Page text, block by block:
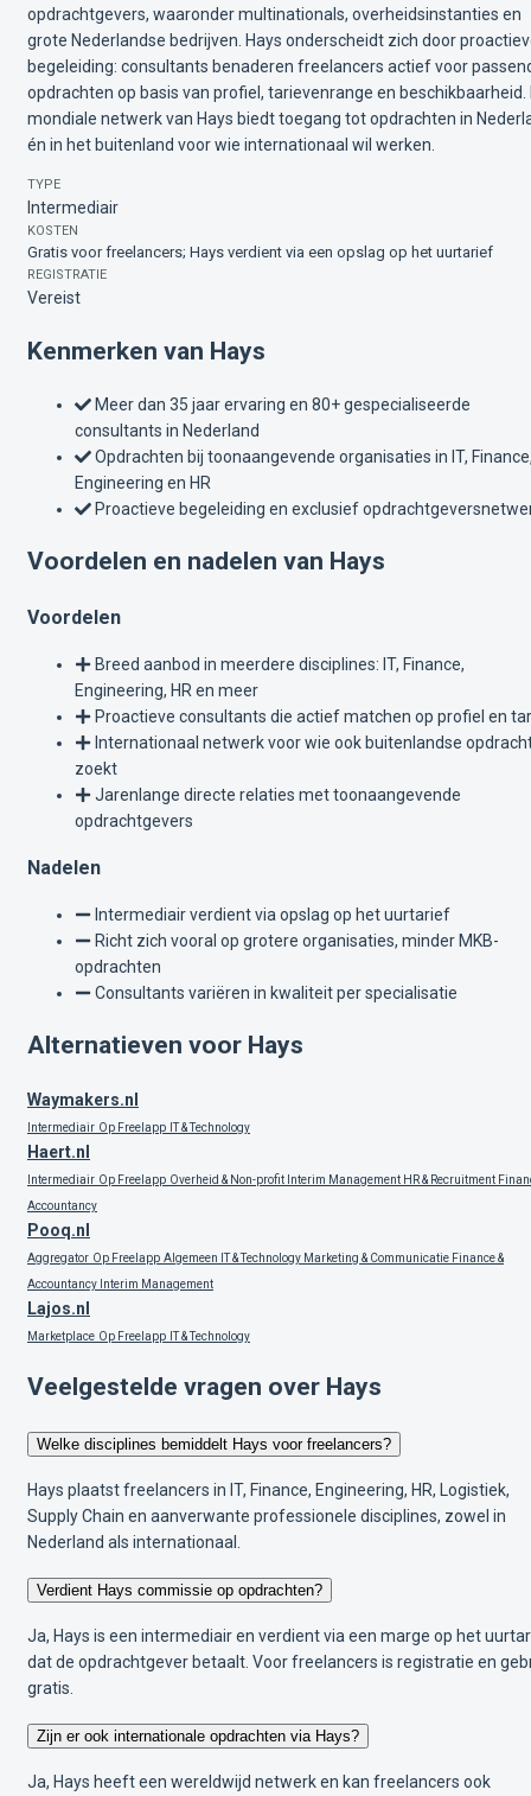
opdrachtgevers, waaronder multinationals, overheidsinstanties en
grote Nederlandse bedrijven. Hays onderscheidt zich door
begeleiding: consultants benaderen freelancers actief voor
opdrachten op basis van profiel, tarievenrange en beschikbaarheid.
mondiale netwerk van Hays biedt toegang tot opdrachten in
én in het buitenland voor wie internationaal wil werken.
TYPE
Intermediair
KOSTEN
Gratis voor freelancers; Hays verdient via een opslag op het uurtarief
REGISTRATIE
Vereist
Kenmerken van Hays
Meer dan 35 jaar ervaring en 80+ gespecialiseerde
consultants in Nederland
Opdrachten bij toonaangevende organisaties in IT,
Engineering en HR
Proactieve begeleiding en exclusief
Voordelen en nadelen van Hays
Voordelen
Breed aanbod in meerdere disciplines: IT, Finance,
Engineering, HR en meer
Proactieve consultants die actief matchen op profiel en
Internationaal netwerk voor wie ook buitenlandse
zoekt
Jarenlange directe relaties met toonaangevende
opdrachtgevers
Nadelen
Intermediair verdient via opslag op het uurtarief
Richt zich vooral op grotere organisaties, minder MKB-
opdrachten
Consultants variëren in kwaliteit per specialisatie
Alternatieven voor Hays
Waymakers.nl
Intermediair Op Freelapp IT & Technology
Haert.nl
Intermediair Op Freelapp Overheid & Non-profit Interim Management HR & Recruitment
Accountancy
Pooq.nl
Aggregator Op Freelapp Algemeen IT & Technology Marketing & Communicatie Finance &
Accountancy Interim Management
Lajos.nl
Marketplace Op Freelapp IT & Technology
Veelgestelde vragen over Hays
Welke disciplines bemiddelt Hays voor freelancers?
Hays plaatst freelancers in IT, Finance, Engineering, HR, Logistiek,
Supply Chain en aanverwante professionele disciplines, zowel in
Nederland als internationaal.
Verdient Hays commissie op opdrachten?
Ja, Hays is een intermediair en verdient via een marge op het
dat de opdrachtgever betaalt. Voor freelancers is registratie en
gratis.
Zijn er ook internationale opdrachten via Hays?
Ja, Hays heeft een wereldwijd netwerk en kan freelancers ook